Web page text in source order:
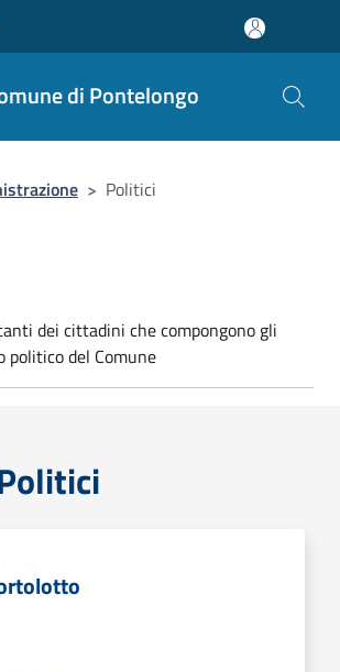
di Pontelongo
> Politici
dei cittadini che compongono gli
politico del Comune